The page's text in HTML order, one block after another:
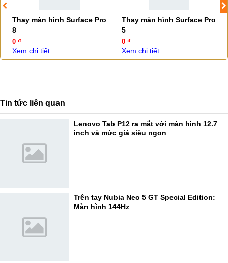
Thay màn hình Surface Pro
8
0 ₫
Xem chi tiết
Thay màn hình Surface Pro
5
0 ₫
Xem chi tiết
Tin tức liên quan
Lenovo Tab P12 ra mắt với màn hình 12.7
inch và mức giá siêu ngon
Trên tay Nubia Neo 5 GT Special Edition:
Màn hình 144Hz